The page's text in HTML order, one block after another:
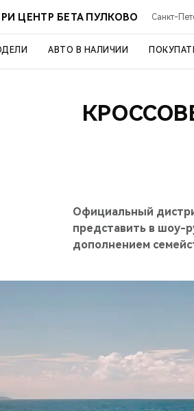
ЦЕНТР БЕТА ПУЛКОВО Санкт-
АВТО В НАЛИЧИИ
Официальный
представить в шоу-
дополнением